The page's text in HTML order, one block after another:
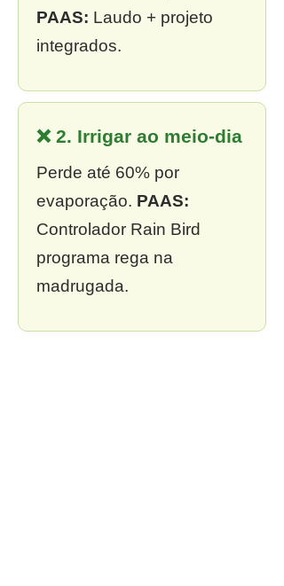
PAAS: Laudo + projeto
integrados.
❌ 2. Irrigar ao meio-dia
Perde até 60% por
evaporação. PAAS:
Controlador Rain Bird
programa rega na
madrugada.